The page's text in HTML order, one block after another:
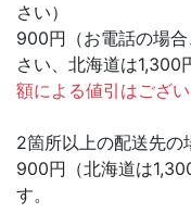
さい）
900円（お電話の場
さい、北海道は
額による値引はござ
2箇所以上の配送先の
900円（北海道は
す。